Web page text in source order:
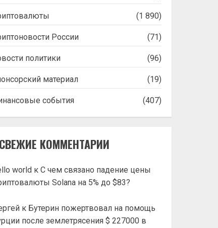
(1 890)
России (71)
политики (96)
материал (19)
события (407)
СВЕЖИЕ КОММЕНТАРИИ
world кС чем связано падение цены
Solana на 5% до $83?
к Бутерин пожертвовал на помощь
после землетрясения $ 227000 в